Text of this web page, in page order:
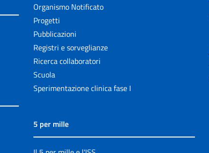
Organismo Notificato
Progetti
Pubblicazioni
Registri e sorveglianze
Ricerca collaboratori
Scuola
Sperimentazione clinica fase I
5 per mille